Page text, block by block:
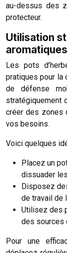
au-dessus des
protecteur.
Utilisation
Les pots
pratiques pour la
de défense
stratégiquement
créer des zones
vos besoins.
Voici quelques
Placez un
dissuader
Disposez
de travail de
Utilisez des
des sources
Pour une